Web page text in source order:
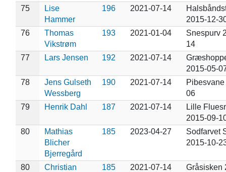
75
Lise
Hammer
196 2021-07-14
2015-12-
76
Thomas
Vikstrøm
193 2021-01-04
Snespurv
14
77
Lars Jensen 192 2021-07-14
2015-05-
78
Jens Gulseth
Wessberg
190 2021-07-14
06
79
Henrik Dahl 187 2021-07-14
Lille
2015-09-
80
Mathias
Blicher
Bjerregård
185 2023-04-27
Sodfarvet
2015-10-
80
Christian
185 2021-07-14
Gråsisken